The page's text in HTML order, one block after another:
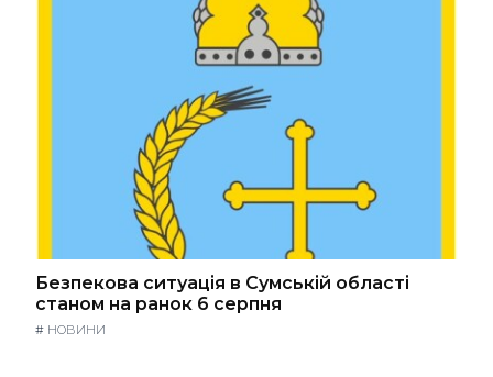
Безпекова ситуація в Сумській області
станом на ранок 6 серпня
# НОВИНИ